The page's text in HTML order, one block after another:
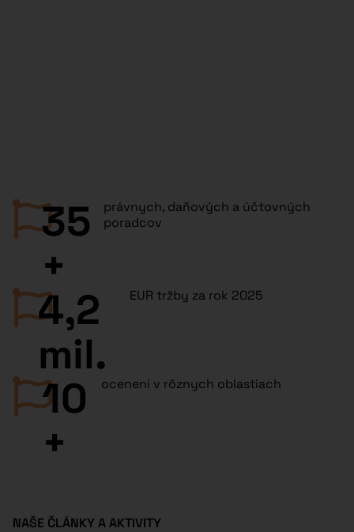
35
+
právnych, daňových a účtovných
poradcov
4,2
mil.
EUR tržby za rok 2025
10
+
ocenení v rôznych oblastiach​
NAŠE ČLÁNKY A AKTIVITY